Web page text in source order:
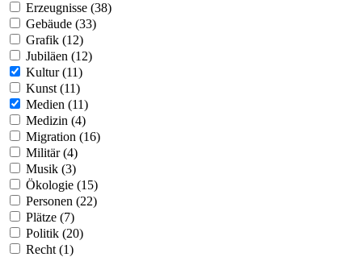
Erzeugnisse (38)
Gebäude (33)
Grafik (12)
Jubiläen (12)
Kultur (11)
Kunst (11)
Medien (11)
Medizin (4)
Migration (16)
Militär (4)
Musik (3)
Ökologie (15)
Personen (22)
Plätze (7)
Politik (20)
Recht (1)